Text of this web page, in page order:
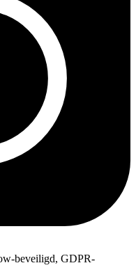
beveiligd, GDPR-